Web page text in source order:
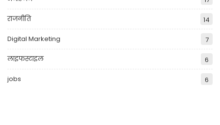
राजनीति 14
Digital Marketing 7
लाइफस्टाइल 6
jobs 6